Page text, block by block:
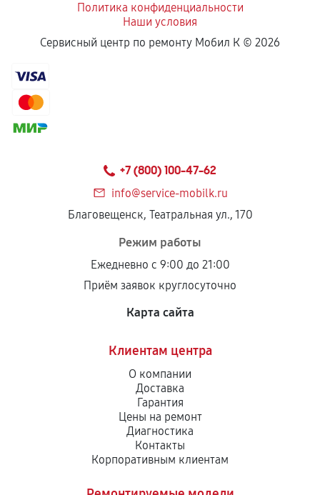
Политика конфиденциальности
Наши условия
Сервисный центр по ремонту Мобил К © 2026
+7 (800) 100-47-62
info@service-mobilk.ru
Благовещенск, Театральная ул., 170
Режим работы
Ежедневно с 9:00 до 21:00
Приём заявок круглосуточно
Карта сайта
Клиентам центра
О компании
Доставка
Гарантия
Цены на ремонт
Диагностика
Контакты
Корпоративным клиентам